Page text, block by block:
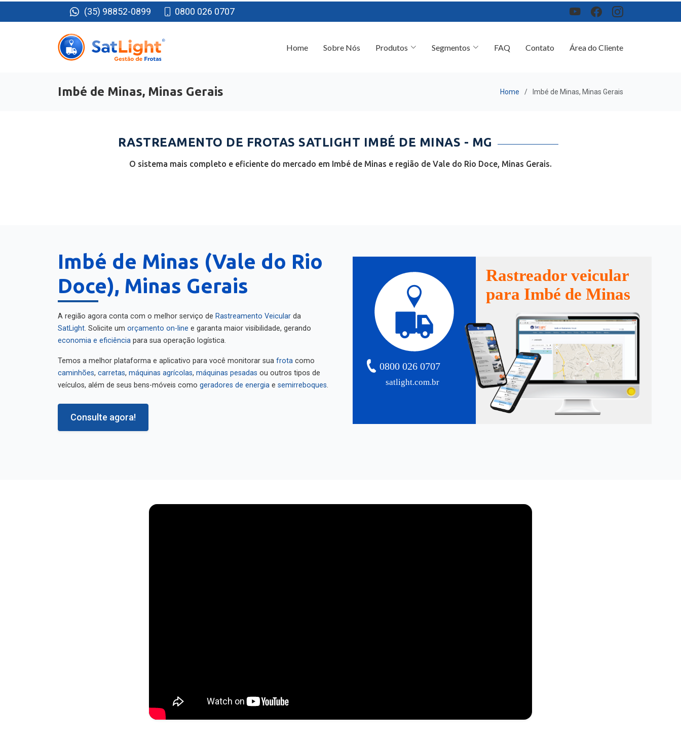
(35) 98852-0899 0800 026 0707
Home Sobre Nós Produtos Segmentos FAQ Contato Área do Cliente
Imbé de Minas, Minas Gerais Home Imbé de Minas, Minas Gerais
RASTREAMENTO DE FROTAS SATLIGHT IMBÉ DE MINAS - MG
O sistema mais completo e eficiente do mercado em Imbé de Minas e região de Vale do Rio Doce, Minas Gerais.
Imbé de Minas (Vale do Rio
Doce), Minas Gerais
A região agora conta com o melhor serviço de Rastreamento Veicular da
SatLight . Solicite um orçamento on-line e garanta maior visibilidade, gerando
economia e eficiência para sua operação logística.
Temos a melhor plataforma e aplicativo para você monitorar sua frota como
caminhões carretas máquinas agrícolas máquinas pesadas ou outros tipos de
veículos, além de seus bens-móveis como geradores de energia e semirreboques
Consulte agora!
satlight.com.br
0800 026 0707
Rastreador veicular
para Imbé de Minas